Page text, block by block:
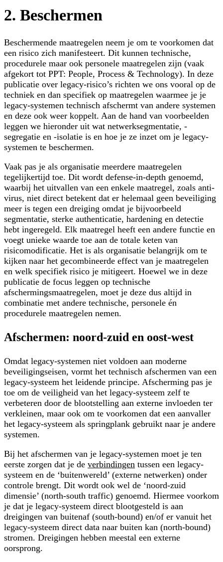
2. Beschermen
Beschermende maatregelen neem je om te voorkomen dat
een risico zich manifesteert. Dit kunnen technische,
procedurele maar ook personele maatregelen zijn (vaak
afgekort tot PPT: People, Process & Technology). In deze
publicatie over legacy-risico’s richten we ons vooral op de
techniek en dan specifiek op maatregelen waarmee je je
legacy-systemen technisch afschermt van andere systemen
en deze ook weer koppelt. Aan de hand van voorbeelden
leggen we hieronder uit wat netwerksegmentatie, -
segregatie en -isolatie is en hoe je ze inzet om je legacy-
systemen te beschermen.
Vaak pas je als organisatie meerdere maatregelen
tegelijkertijd toe. Dit wordt defense-in-depth genoemd,
waarbij het uitvallen van een enkele maatregel, zoals anti-
virus, niet direct betekent dat er helemaal geen beveiliging
meer is tegen een dreiging omdat je bijvoorbeeld
segmentatie, sterke authenticatie, hardening en detectie
hebt ingeregeld. Elk maatregel heeft een andere functie en
voegt unieke waarde toe aan de totale keten van
risicomodificatie. Het is als organisatie belangrijk om te
kijken naar het gecombineerde effect van je maatregelen
en welk specifiek risico je mitigeert. Hoewel we in deze
publicatie de focus leggen op technische
afschermingsmaatregelen, moet je deze dus altijd in
combinatie met andere technische, personele én
procedurele maatregelen nemen.
Afschermen: noord-zuid en oost-west
Omdat legacy-systemen niet voldoen aan moderne
beveiligingseisen, vormt het technisch afschermen van een
legacy-systeem het leidende principe. Afscherming pas je
toe om de veiligheid van het legacy-systeem zelf te
verbeteren door de blootstelling aan externe invloeden ter
verkleinen, maar ook om te voorkomen dat een aanvaller
het legacy-systeem als springplank gebruikt naar je andere
systemen.
Bij het afschermen van je legacy-systemen moet je ten
eerste zorgen dat je de verbindingen tussen een legacy-
systeem en de ‘buitenwereld’ (externe netwerken) onder
controle brengt. Dit wordt ook wel de ‘noord-zuid
dimensie’ (north-south traffic) genoemd. Hiermee voorkom
je dat je legacy-systeem direct blootgesteld is aan
dreigingen van buitenaf (south-bound) en/of er vanuit het
legacy-systeem direct data naar buiten kan (north-bound)
stromen. Dreigingen hebben meestal een externe
oorsprong.